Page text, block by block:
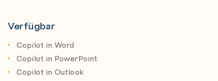
Verfügbar
Copilot in Word
Copilot in PowerPoint
Copilot in Outlook